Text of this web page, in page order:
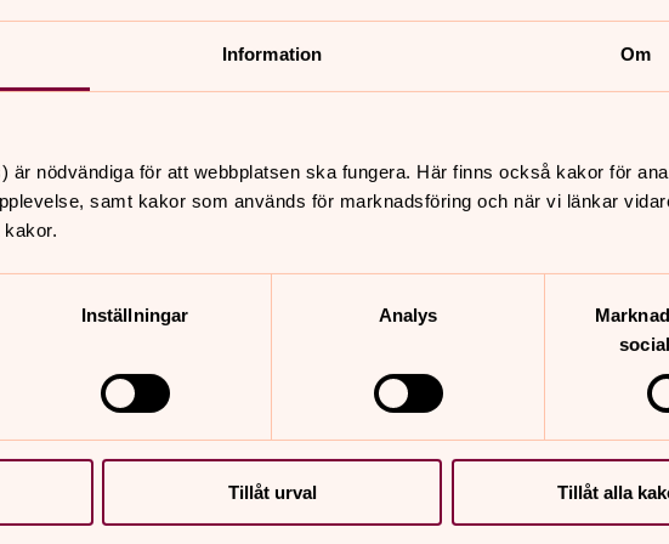
Information Om
är nödvändiga för att webbplatsen ska fungera. Här finns också kakor för
samt kakor som används för marknadsföring och när vi länkar
Inställningar Analys
Tillåt urval Tillåt alla
och secondhand
Mötesplats
Begravningsverksamheten
Mötesplatser
Våra församlingar
Synpunkter på webbplatsen
Sidkarta